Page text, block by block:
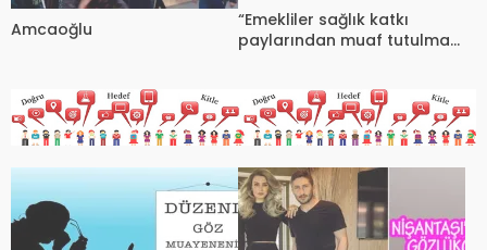
Amcaoğlu
“Emekliler sağlık katkı
paylarından muaf tutulmak